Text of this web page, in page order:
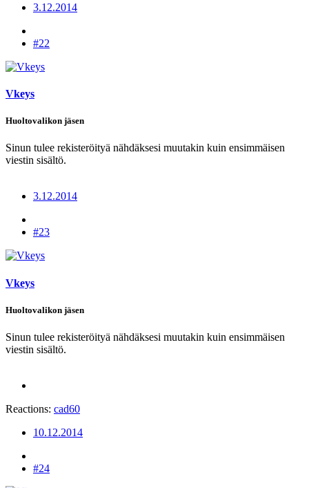
3.12.2014
#22
Vkeys
Huoltovalikon jäsen
Sinun tulee rekisteröityä nähdäksesi muutakin kuin ensimmäisen
viestin sisältö.
3.12.2014
#23
Vkeys
Huoltovalikon jäsen
Sinun tulee rekisteröityä nähdäksesi muutakin kuin ensimmäisen
viestin sisältö.
Reactions: cad60
10.12.2014
#24